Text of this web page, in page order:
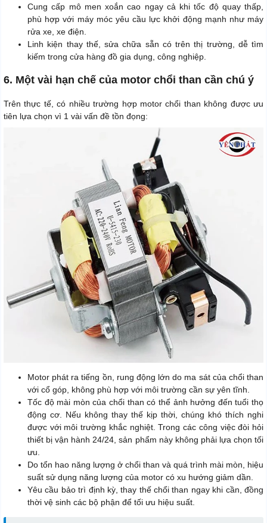
Cung cấp mô men xoắn cao ngay cả khi tốc độ quay thấp,
phù hợp với máy móc yêu cầu lực khởi động mạnh như máy
rửa xe, xe điện.
Linh kiện thay thế, sửa chữa sẵn có trên thị trường, dễ tìm
kiếm trong cửa hàng đồ gia dụng, công nghiệp.
6. Một vài hạn chế của motor chổi than cần chú ý
Trên thực tế, có nhiều trường hợp motor chổi than không được ưu
tiên lựa chọn vì 1 vài vấn đề tồn đọng:
Motor phát ra tiếng ồn, rung động lớn do ma sát của chổi than
với cổ góp, không phù hợp với môi trường cần sự yên tĩnh.
Tốc độ mài mòn của chổi than có thể ảnh hưởng đến tuổi thọ
động cơ. Nếu không thay thế kịp thời, chúng khó thích nghi
được với môi trường khắc nghiệt. Trong các công việc đòi hỏi
thiết bị vận hành 24/24, sản phẩm này không phải lựa chọn tối
ưu.
Do tổn hao năng lượng ở chổi than và quá trình mài mòn, hiệu
suất sử dụng năng lượng của motor có xu hướng giảm dần.
Yêu cầu bảo trì định kỳ, thay thế chổi than ngay khi cần, đồng
thời vệ sinh các bộ phận để tối ưu hiệu suất.